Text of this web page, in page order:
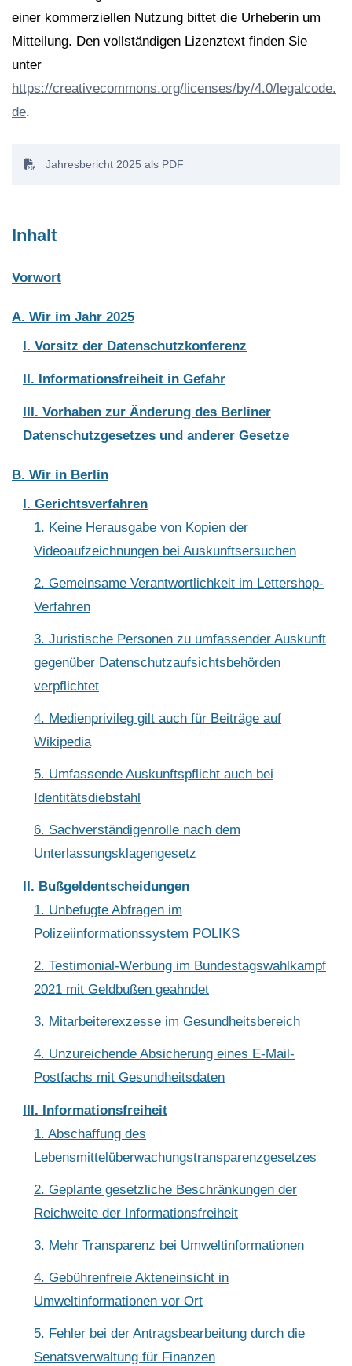
einer kommerziellen Nutzung bittet die Urheberin um
Mitteilung. Den vollständigen Lizenztext finden Sie
unter
https://creativecommons.org/licenses/by/4.0/legalcode.
de.
Jahresbericht 2025 als PDF
Inhalt
Vorwort
A. Wir im Jahr 2025
I. Vorsitz der Datenschutzkonferenz
II. Informationsfreiheit in Gefahr
III. Vorhaben zur Änderung des Berliner
Datenschutzgesetzes und anderer Gesetze
B. Wir in Berlin
I. Gerichtsverfahren
1. Keine Herausgabe von Kopien der
Videoaufzeichnungen bei Auskunftsersuchen
2. Gemeinsame Verantwortlichkeit im Lettershop-
Verfahren
3. Juristische Personen zu umfassender Auskunft
gegenüber Datenschutzaufsichtsbehörden
verpflichtet
4. Medienprivileg gilt auch für Beiträge auf
Wikipedia
5. Umfassende Auskunftspflicht auch bei
Identitätsdiebstahl
6. Sachverständigenrolle nach dem
Unterlassungsklagengesetz
II. Bußgeldentscheidungen
1. Unbefugte Abfragen im
Polizeiinformationssystem POLIKS
2. Testimonial-Werbung im Bundestagswahlkampf
2021 mit Geldbußen geahndet
3. Mitarbeiterexzesse im Gesundheitsbereich
4. Unzureichende Absicherung eines E-Mail-
Postfachs mit Gesundheitsdaten
III. Informationsfreiheit
1. Abschaffung des
Lebensmittelüberwachungstransparenzgesetzes
2. Geplante gesetzliche Beschränkungen der
Reichweite der Informationsfreiheit
3. Mehr Transparenz bei Umweltinformationen
4. Gebührenfreie Akteneinsicht in
Umweltinformationen vor Ort
5. Fehler bei der Antragsbearbeitung durch die
Senatsverwaltung für Finanzen